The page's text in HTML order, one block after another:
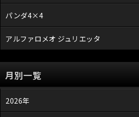
パンダ4×4
アルファロメオ ジュリエッタ
月別一覧
2026年